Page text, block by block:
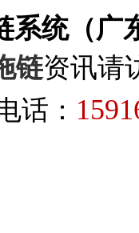
系统（广
链资讯请
话：